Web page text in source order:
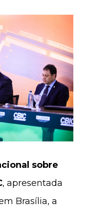
sobre
, apresentada
Brasília, a